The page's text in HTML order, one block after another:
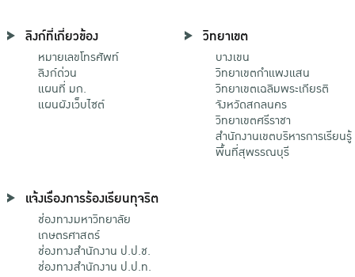
ลิงก์ที่เกี่ยวข้อง
หมายเลขโทรศัพท์
ลิงก์ด่วน
แผนที่ มก.
แผนผังเว็บไซต์
วิทยาเขต
บางเขน
วิทยาเขตกําแพงแสน
วิทยาเขตเฉลิมพระเกียรติ
จังหวัดสกลนคร
วิทยาเขตศรีราชา
สำนักงานเขตบริหารการเรียนรู้
พื้นที่สุพรรณบุรี
แจ้งเรื่องการร้องเรียนทุจริต
ช่องทางมหาวิทยาลัย
เกษตรศาสตร์
ช่องทางสำนักงาน ป.ป.ช.
ช่องทางสำนักงาน ป.ป.ท.